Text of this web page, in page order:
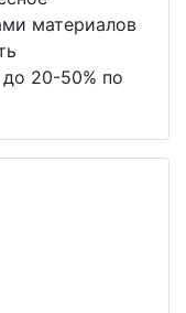
материалов
20-50% по